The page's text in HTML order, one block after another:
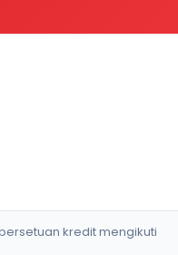
kredit mengikuti